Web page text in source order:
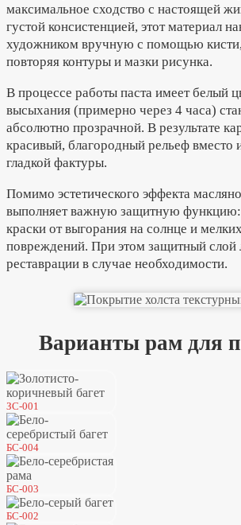
максимальное сходство с настоящей
густой консистенцией, этот материал
художником вручную с помощью
повторяя контуры и мазки рисунка.
В процессе работы паста имеет белый
высыхания (примерно через 4 часа)
абсолютно прозрачной. В результате
красивый, благородный рельеф вместо
гладкой фактуры.
Помимо эстетического эффекта
выполняет важную защитную функцию:
краски от выгорания на солнце и
повреждений. При этом защитный слой
реставрации в случае необходимости.
Варианты рам для
ЗС-001
БС-004
БС-003
БС-002